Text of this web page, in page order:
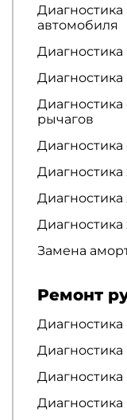
автомобиля
Диагностика
рычагов
Диагностика
Замена
Ремонт